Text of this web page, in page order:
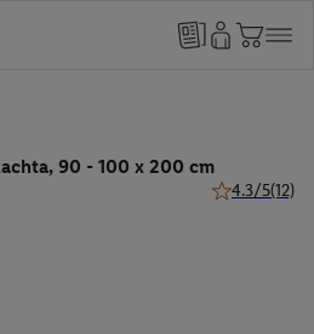
90 - 100 x 200 cm
4.3/5(12)